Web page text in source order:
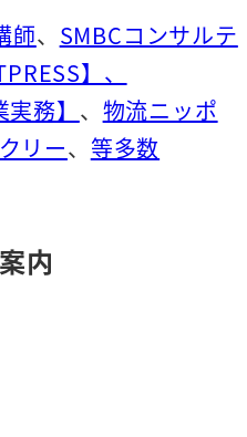
師、 SMBCコンサルテ
】、
務】 、 物流ニッポ
リー、 等多数
内